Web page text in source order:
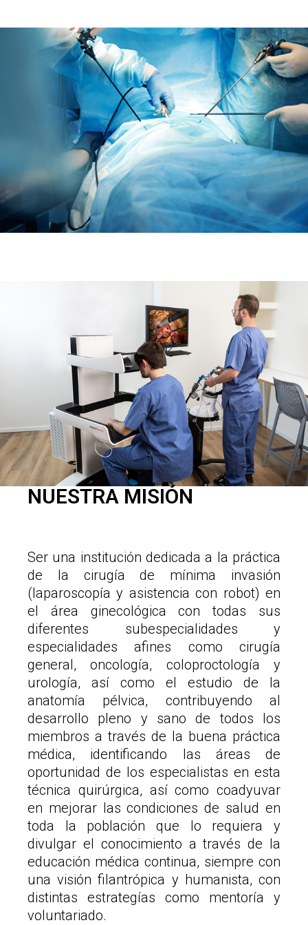
NUESTRA MISIÓN
Ser una institución dedicada a la práctica
de la cirugía de mínima invasión
(laparoscopía y asistencia con robot) en
el área ginecológica con todas sus
diferentes subespecialidades y
especialidades afines como cirugía
general, oncología, coloproctología y
urología, así como el estudio de la
anatomía pélvica, contribuyendo al
desarrollo pleno y sano de todos los
miembros a través de la buena práctica
médica, identificando las áreas de
oportunidad de los especialistas en esta
técnica quirúrgica, así como coadyuvar
en mejorar las condiciones de salud en
toda la población que lo requiera y
divulgar el conocimiento a través de la
educación médica continua, siempre con
una visión filantrópica y humanista, con
distintas estrategías como mentoría y
voluntariado.